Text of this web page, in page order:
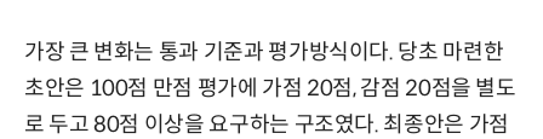
가장 큰 변화는 통과 기준과 평가방식이다. 당초 마련한
초안은 100점 만점 평가에 가점 20점, 감점 20점을 별도
로 두고 80점 이상을 요구하는 구조였다. 최종안은 가점